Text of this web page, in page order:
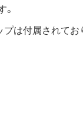
プは付属されてお